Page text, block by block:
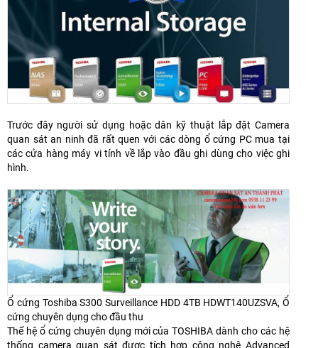
Trước đây người sử dụng hoặc dân kỹ thuật lắp đặt Camera
quan sát an ninh đã rất quen với các dòng ổ cứng PC mua tại
các cửa hàng máy vi tính về lắp vào đầu ghi dùng cho việc ghi
hình.
Ổ cứng Toshiba S300 Surveillance HDD 4TB HDWT140UZSVA, Ổ
cứng chuyên dụng cho đầu thu
Thế hệ ổ cứng chuyên dụng mới của TOSHIBA dành cho các hệ
thống camera quan sát được tích hợp công nghệ Advanced